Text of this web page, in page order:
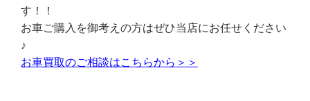
す！！
お車ご購入を御考えの方はぜひ当店にお任せください
♪
お車買取のご相談はこちらから＞＞